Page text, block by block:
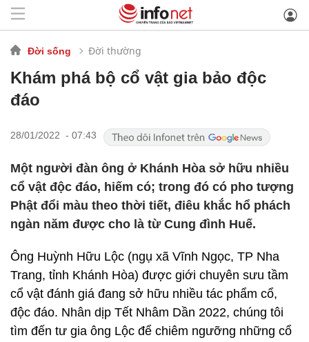
Đời sống Đời thường
Khám phá bộ cổ vật gia bảo độc
đáo
28/01/2022 - 07:43
Một người đàn ông ở Khánh Hòa sở hữu nhiều
cổ vật độc đáo, hiếm có; trong đó có pho tượng
Phật đổi màu theo thời tiết, điêu khắc hổ phách
ngàn năm được cho là từ Cung đình Huế.
Ông Huỳnh Hữu Lộc (ngụ xã Vĩnh Ngọc, TP Nha
Trang, tỉnh Khánh Hòa) được giới chuyên sưu tầm
cổ vật đánh giá đang sở hữu nhiều tác phẩm cổ,
độc đáo. Nhân dịp Tết Nhâm Dần 2022, chúng tôi
tìm đến tư gia ông Lộc để chiêm ngưỡng những cổ